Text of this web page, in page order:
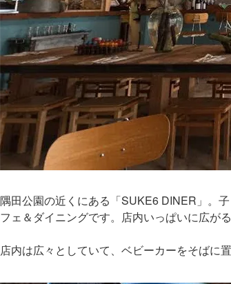
隅田公園の近くにある「SUKE6 DINER」。
フェ＆ダイニングです。店内いっぱいに広が
店内は広々としていて、ベビーカーをそばに